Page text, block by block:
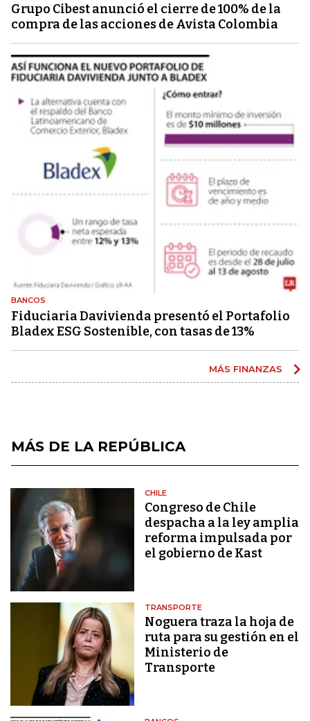
Grupo Cibest anunció el cierre de 100% de la
compra de las acciones de Avista Colombia
BANCOS
Fiduciaria Davivienda presentó el Portafolio
Bladex ESG Sostenible, con tasas de 13%
MÁS FINANZAS
MÁS DE LA REPÚBLICA
CHILE
Congreso de Chile
despacha a la ley amplia
reforma impulsada por
el gobierno de Kast
TRANSPORTE
Noguera traza la hoja de
ruta para su gestión en el
Ministerio de
Transporte